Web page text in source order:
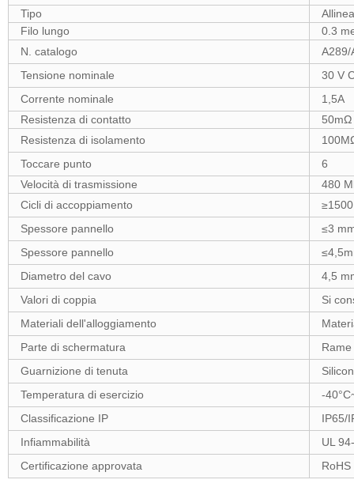
Tipo
Filo lungo
0.3
N. catalogo
A289/
Tensione nominale
30 V
Corrente nominale
1,5A
Resistenza di contatto
50mΩ
Resistenza di isolamento
Toccare punto
6
Velocità di trasmissione
480
Cicli di accoppiamento
Spessore pannello
≤3
Spessore pannello
Diametro del cavo
4,5
Valori di coppia
Si
Materiali dell'alloggiamento
Parte di schermatura
Rame
Guarnizione di tenuta
Temperatura di esercizio
-
Classificazione IP
IP65/
Infiammabilità
UL
Certificazione approvata
RoHS